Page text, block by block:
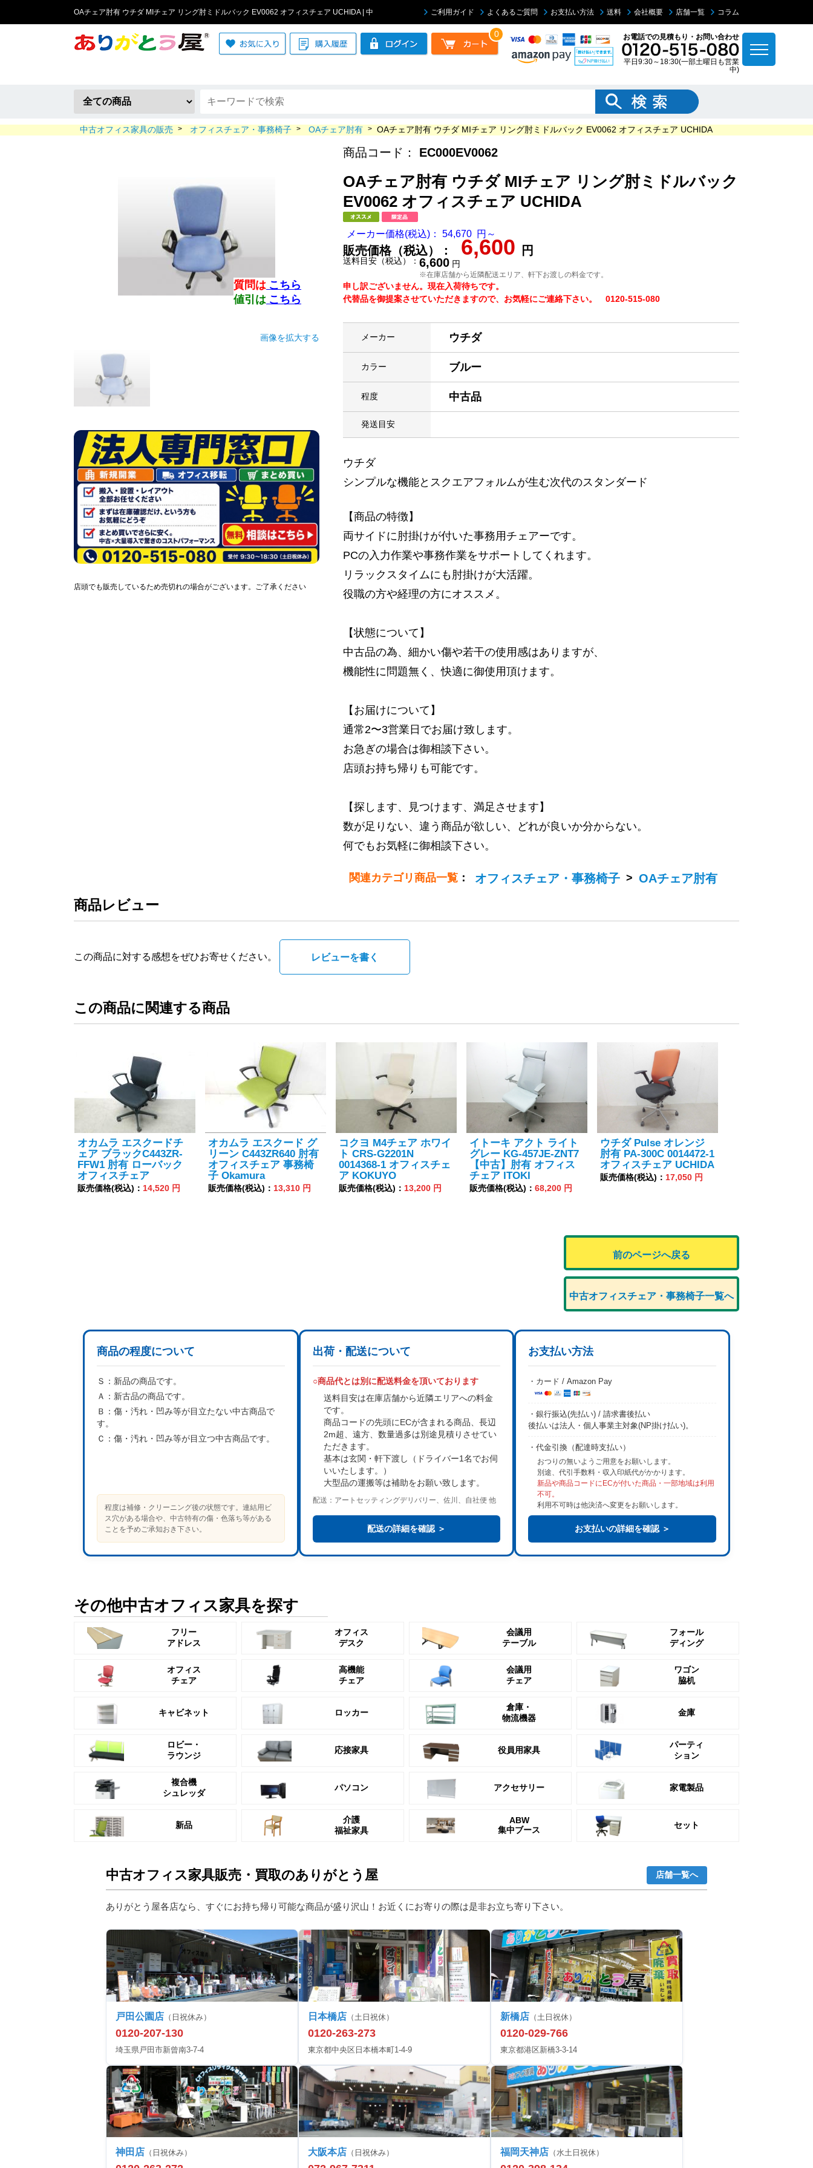
OAチェア肘有 ウチダ MIチェア リング肘ミドルバック EV0062 オフィスチェア UCHIDA | 中
古オフィス家...
ご利用ガイド よくあるご質問 お支払い方法 送料 会社概要 店舗一覧 コラム
0 お電話での見積もり・お問い合わせ
平日9:30～18:30(一部土曜日も営業
中)
中古オフィス家具の販売 > オフィスチェア・事務椅子 > OAチェア肘有 > OAチェア肘有 ウチダ MIチェア リング肘ミドルバック EV0062 オフィスチェア UCHIDA
質問は こちら
値引は こちら
画像を拡大する
商品コード： EC000EV0062
OAチェア肘有 ウチダ MIチェア リング肘ミドルバック
EV0062 オフィスチェア UCHIDA
メーカー価格(税込)： 54,670 円～
販売価格（税込）： 6,600 円
送料目安（税込）： 6,600 円
※在庫店舗から近隣配送エリア、軒下お渡しの料金です。
申し訳ございません。現在入荷待ちです。
代替品を御提案させていただきますので、お気軽にご連絡下さい。 0120-515-080
メーカー ウチダ
カラー ブルー
程度 中古品
発送目安
ウチダ
シンプルな機能とスクエアフォルムが生む次代のスタンダード
【商品の特徴】
両サイドに肘掛けが付いた事務用チェアーです。
PCの入力作業や事務作業をサポートしてくれます。
リラックスタイムにも肘掛けが大活躍。
役職の方や経理の方にオススメ。
【状態について】
中古品の為、細かい傷や若干の使用感はありますが、
機能性に問題無く、快適に御使用頂けます。
【お届けについて】
通常2〜3営業日でお届け致します。
お急ぎの場合は御相談下さい。
店頭お持ち帰りも可能です。
【探します、見つけます、満足させます】
数が足りない、違う商品が欲しい、どれが良いか分からない。
何でもお気軽に御相談下さい。
関連カテゴリ商品一覧 ： オフィスチェア・事務椅子 > OAチェア肘有
店頭でも販売しているため売切れの場合がございます。ご了承ください
商品レビュー
この商品に対する感想をぜひお寄せください。 レビューを書く
この商品に関連する商品
オカムラ エスクードチ
ェア ブラックC443ZR-
FFW1 肘有 ローバック
オフィスチェア
販売価格(税込)： 14,520 円
オカムラ エスクード グ
リーン C443ZR640 肘有
オフィスチェア 事務椅
子 Okamura
販売価格(税込)： 13,310 円
コクヨ M4チェア ホワイ
ト CRS-G2201N
0014368-1 オフィスチェ
ア KOKUYO
販売価格(税込)： 13,200 円
イトーキ アクト ライト
グレー KG-457JE-ZNT7
【中古】肘有 オフィス
チェア ITOKI
販売価格(税込)： 68,200 円
ウチダ Pulse オレンジ
肘有 PA-300C 0014472-1
オフィスチェア UCHIDA
販売価格(税込)： 17,050 円
前のページへ戻る
中古オフィスチェア・事務椅子一覧へ
商品の程度について
Ｓ： 新品の商品です。
Ａ： 新古品の商品です。
Ｂ： 傷・汚れ・凹み等が目立たない中古商品で
す。
Ｃ： 傷・汚れ・凹み等が目立つ中古商品です。
程度は補修・クリーニング後の状態です。連結用ビ
ス穴がある場合や、中古特有の傷・色落ち等がある
ことを予めご承知おき下さい。
出荷・配送について
○商品代とは別に配送料金を頂いております
送料目安は在庫店舗から近隣エリアへの料金
です。
商品コードの先頭にECが含まれる商品、長辺
2m超、遠方、数量過多は別途見積り させてい
ただきます。
基本は玄関・軒下渡し
（ドライバー1名でお伺
いいたします。）
大型品の運搬等は補助をお願い致します。
配送：アートセッティングデリバリー、佐川、自社便 他
配送の詳細を確認 ＞
お支払い方法
・カード / Amazon Pay
・銀行振込(先払い) / 請求書後払い
後払いは法人・個人事業主対象(NP掛け払い)。
・代金引換（配達時支払い）
おつりの無いようご用意をお願いします。
別途、代引手数料・収入印紙代がかかります。
新品や商品コードにECが付いた商品・一部地域は利用
不可。
利用不可時は他決済へ変更をお願いします。
お支払いの詳細を確認 ＞
その他中古オフィス家具を探す
フリー
アドレス
オフィス
デスク
会議用
テーブル
フォール
ディング
オフィス
チェア
高機能
チェア
会議用
チェア
ワゴン
脇机
キャビネット ロッカー
倉庫・
物流機器
金庫
ロビー・
ラウンジ
応接家具 役員用家具
パーティ
ション
複合機
シュレッダ
パソコン アクセサリー 家電製品
新品
介護
福祉家具
ABW
集中ブース
セット
中古オフィス家具販売・買取のありがとう屋 店舗一覧へ
ありがとう屋各店なら、すぐにお持ち帰り可能な商品が盛り沢山！お近くにお寄りの際は是非お立ち寄り下さい。
戸田公園店 （日祝休み）
0120-207-130
埼玉県戸田市新曾南3-7-4
日本橋店 （土日祝休）
0120-263-273
東京都中央区日本橋本町1-4-9
新橋店 （土日祝休）
0120-029-766
東京都港区新橋3-3-14
神田店 （日祝休み） 大阪本店 （日祝休み） 福岡天神店 （水土日祝休）